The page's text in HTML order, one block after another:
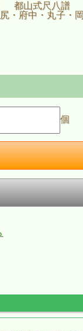
都山式尺八譜
・府中・丸子・
個